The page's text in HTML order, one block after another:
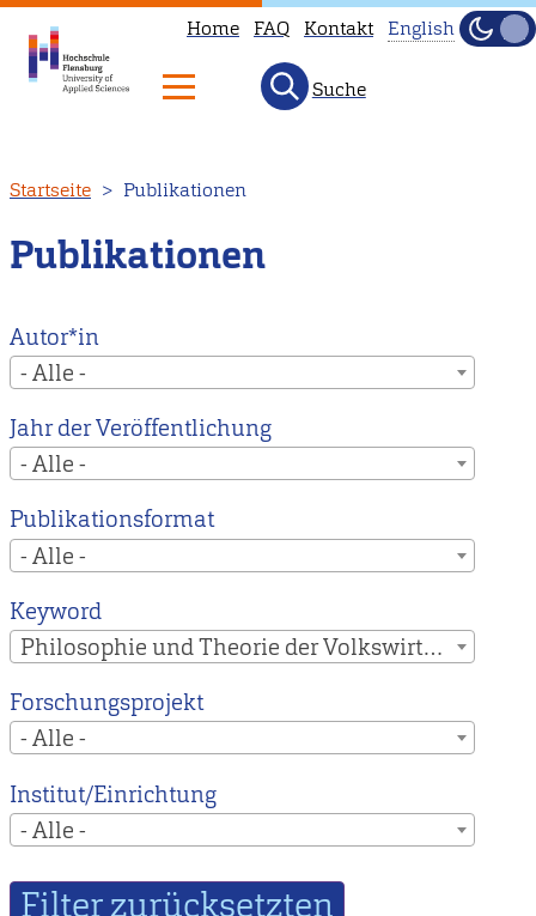
zum
Inhalt
Home FAQ Kontakt
to
our
main
instead.
English
Hell
Suche
Startseite Publikationen
Publikationen
Autor*in
- Alle -
Jahr der Veröffentlichung
- Alle -
Publikationsformat
- Alle -
Keyword
Philosophie und Theorie der Volkswirtschaft
Forschungsprojekt
- Alle -
Institut/Einrichtung
- Alle -